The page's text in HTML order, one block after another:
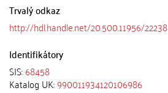
Trvalý odkaz
http://hdl.handle.net/20.500.11956/22238
Identifikátory
SIS:68458
Katalog UK:990011934120106986